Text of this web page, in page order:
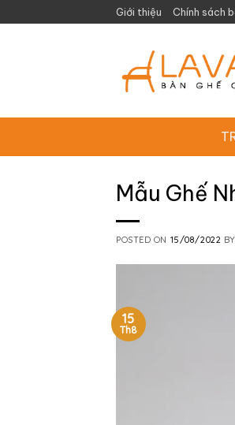
to
Giới thiệu Chính sách
Mẫu Ghế
POSTED ON 15/08/2022 BY
15
Th8